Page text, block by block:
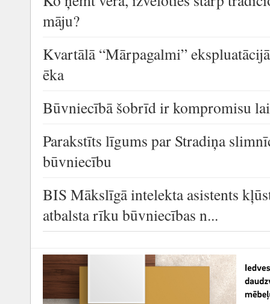
māju?
Kvartālā “Mārpagalmi”
ēka
Būvniecībā šobrīd ir kompromisu
Parakstīts līgums par Stradiņa
būvniecību
BIS Mākslīgā intelekta asistents
atbalsta rīku būvniecības n...